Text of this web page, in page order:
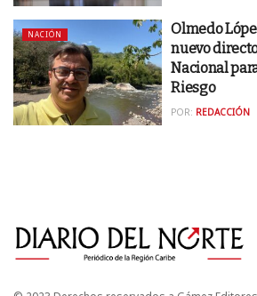
NACIÓN
Olmedo
nuevo
Nacional
Riesgo
POR: REDACCIÓN